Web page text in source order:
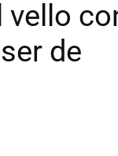
vello
de